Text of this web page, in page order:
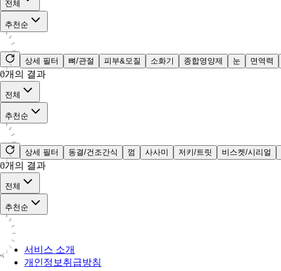
전체
추천순
상세 필터 뼈/관절 피부&모질 소화기 종합영양제 눈 면역력
0개의 결과
전체
추천순
상세 필터 동결/건조간식 껌 사사미 저키/트릿 비스켓/시리얼
0개의 결과
전체
추천순
서비스 소개
개인정보취급방침